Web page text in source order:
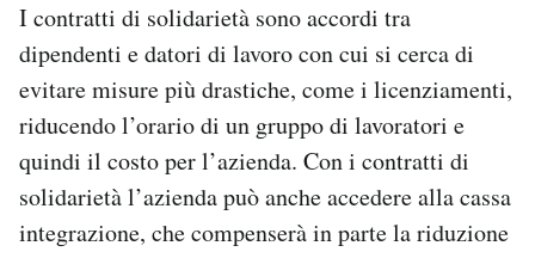
Esci
I contratti di solidarietà sono accordi tra
dipendenti e datori di lavoro con cui si cerca di
evitare misure più drastiche, come i licenziamenti,
riducendo l’orario di un gruppo di lavoratori e
quindi il costo per l’azienda. Con i contratti di
solidarietà l’azienda può anche accedere alla cassa
integrazione, che compenserà in parte la riduzione